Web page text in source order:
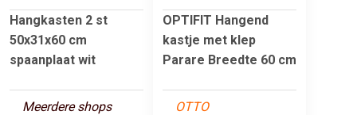
Hangkasten 2 st
50x31x60 cm
spaanplaat wit
Meerdere shops
OPTIFIT Hangend
kastje met klep
Parare Breedte 60 cm
OTTO